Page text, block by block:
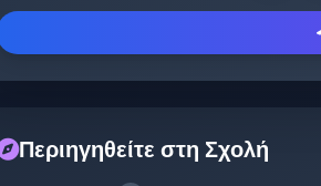
Περιηγηθείτε στη Σχολή